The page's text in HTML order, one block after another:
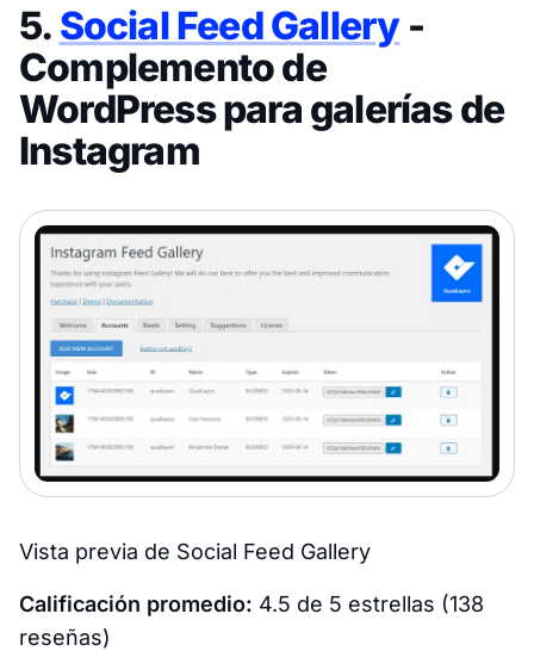
5. Social Feed Gallery-
Complemento de
WordPress para galerías de
Instagram
Vista previa de Social Feed Gallery
Calificación promedio: 4.5 de 5 estrellas (138
reseñas)